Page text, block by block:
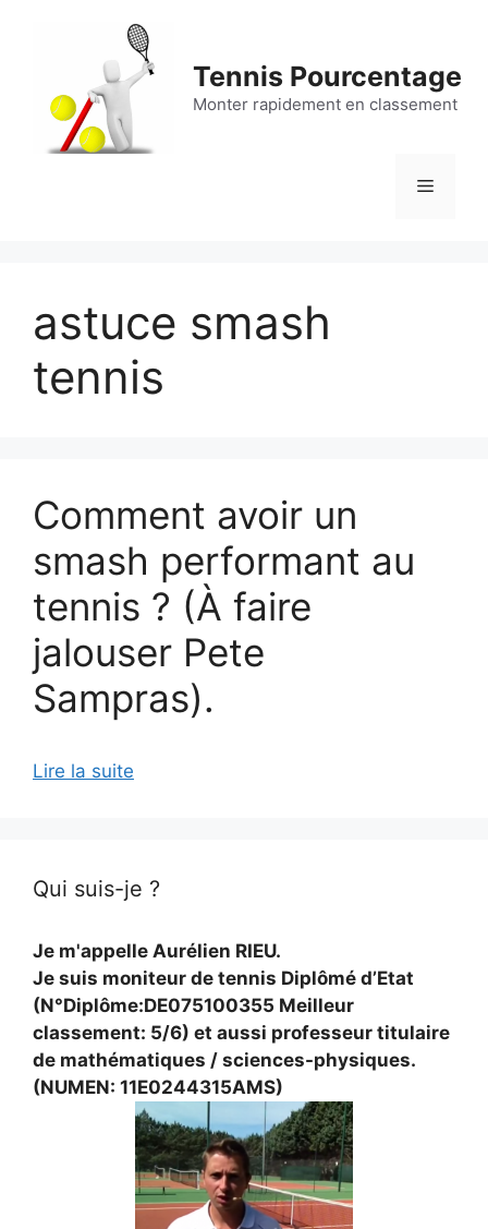
Tennis Pourcentage
Monter rapidement en classement
Menu
astuce smash
tennis
Comment avoir un
smash performant au
tennis ? (À faire
jalouser Pete
Sampras).
Lire la suite
Qui suis-je ?
Je m'appelle Aurélien RIEU.
Je suis moniteur de tennis Diplômé d’Etat
(N°Diplôme:DE075100355 Meilleur
classement: 5/6) et aussi professeur titulaire
de mathématiques / sciences-physiques.
(NUMEN: 11E0244315AMS)